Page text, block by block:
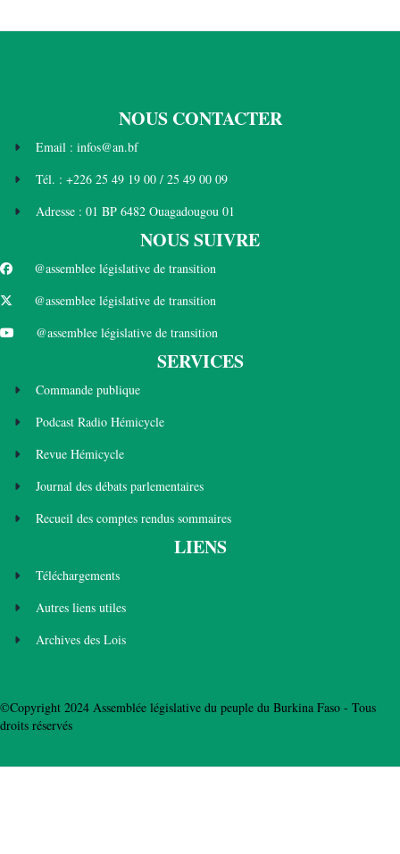
NOUS CONTACTER
Email : infos@an.bf
Tél. : +226 25 49 19 00 / 25 49 00 09
Adresse : 01 BP 6482 Ouagadougou 01
NOUS SUIVRE
@assemblee législative de transition
@assemblee législative de transition
@assemblee législative de transition
SERVICES
Commande publique
Podcast Radio Hémicycle
Revue Hémicycle
Journal des débats parlementaires
Recueil des comptes rendus sommaires
LIENS
Téléchargements
Autres liens utiles
Archives des Lois
©Copyright 2024 Assemblée législative du peuple du Burkina Faso - Tous
droits réservés